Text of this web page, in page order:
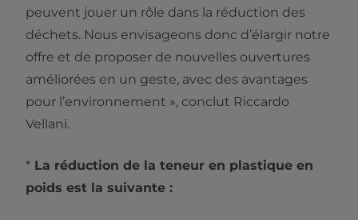
peuvent jouer un rôle dans la réduction des
déchets. Nous envisageons donc d’élargir notre
offre et de proposer de nouvelles ouvertures
améliorées en un geste, avec des avantages
pour l’environnement », conclut Riccardo
Vellani.
* La réduction de la teneur en plastique en
poids est la suivante :